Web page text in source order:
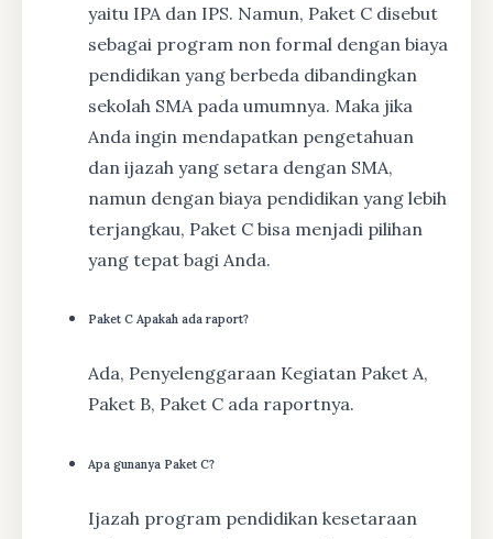
yaitu IPA dan IPS. Namun, Paket C disebut
sebagai program non formal dengan biaya
pendidikan yang berbeda dibandingkan
sekolah SMA pada umumnya. Maka jika
Anda ingin mendapatkan pengetahuan
dan ijazah yang setara dengan SMA,
namun dengan biaya pendidikan yang lebih
terjangkau, Paket C bisa menjadi pilihan
yang tepat bagi Anda.
Paket C Apakah ada raport?
Ada, Penyelenggaraan Kegiatan Paket A,
Paket B, Paket C ada raportnya.
Apa gunanya Paket C?
Ijazah program pendidikan kesetaraan